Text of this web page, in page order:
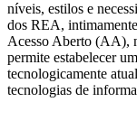
níveis, estilos e
dos REA,
Acesso Aberto (AA),
permite estabelecer
tecnologicamente
tecnologias de